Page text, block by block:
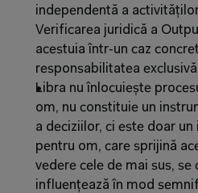
independentă a
Verificarea juridică a
acestuia într‑un caz
responsabilitatea
Libra nu înlocuiește
om, nu constituie un
a deciziilor, ci este doar
pentru om, care sprijină
vedere cele de mai sus, se
influențează în mod